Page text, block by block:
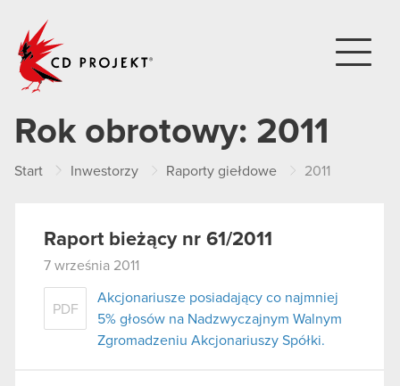
Rok obrotowy: 2011
Start Inwestorzy Raporty giełdowe 2011
Raport bieżący nr 61/2011
7 września 2011
PDF
Akcjonariusze posiadający co najmniej
5% głosów na Nadzwyczajnym Walnym
Zgromadzeniu Akcjonariuszy Spółki.